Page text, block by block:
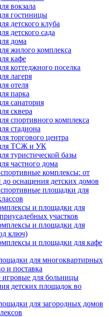
вокзала
гостиницы
детского клуба
детского сада
дома
жилого комплекса
кафе
коттеджного поселка
лагеря
отеля
парка
санатория
сквера
спортивного комплекса
стадиона
торгового центра
для ТСЖ и УК
туристической базы
частного дома
комплексы: от
оснащения детских домов
площадки для
и площадки для
участков
и площадки для
ключ)
и площадки для кафе
для многоквартирных
и поставка
игровые для больницы
детских площадок во
для загородных домов